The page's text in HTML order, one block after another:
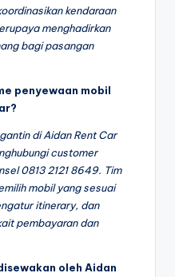
kendaraan
menghadirkan
bagi pasangan
penyewaan mobil
di Aidan Rent Car
customer
0813 2121 8649. Tim
mobil yang sesuai
itinerary, dan
pembayaran dan
oleh Aidan